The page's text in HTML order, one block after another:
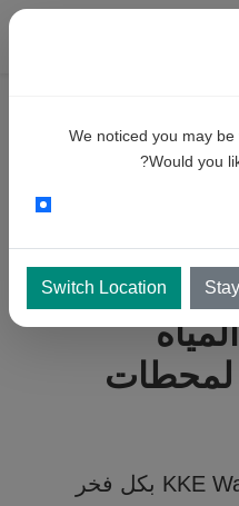
ثقيلة
لمحطات
We noticed you may be
Would you
Switch Location